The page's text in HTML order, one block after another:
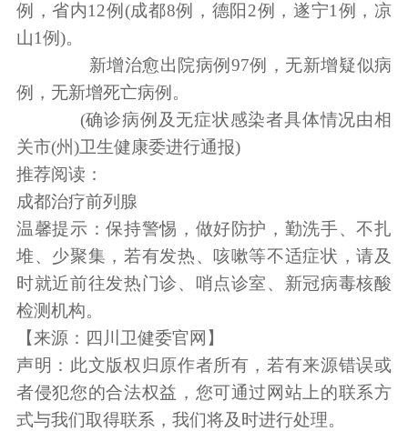
例，省内12例(成都8例，德阳2例，遂宁1例，凉
山1例)。
新增治愈出院病例97例，无新增疑似病
例，无新增死亡病例。
(确诊病例及无症状感染者具体情况由相
关市(州)卫生健康委进行通报)
推荐阅读：
成都治疗前列腺
温馨提示：保持警惕，做好防护，勤洗手、不扎
堆、少聚集，若有发热、咳嗽等不适症状，请及
时就近前往发热门诊、哨点诊室、新冠病毒核酸
检测机构。
【来源：四川卫健委官网】
声明：此文版权归原作者所有，若有来源错误或
者侵犯您的合法权益，您可通过网站上的联系方
式与我们取得联系，我们将及时进行处理。